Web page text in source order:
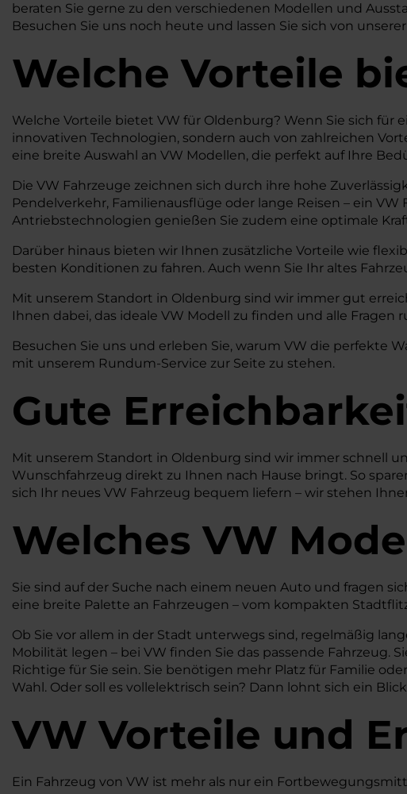
beraten Sie gerne zu den verschiedenen Modellen und
Besuchen Sie uns noch heute und lassen Sie sich von
Welche Vorteile
Welche Vorteile bietet VW für Oldenburg? Wenn Sie sich für
innovativen Technologien, sondern auch von zahlreichen
eine breite Auswahl an VW Modellen, die perfekt auf Ihre
Die VW Fahrzeuge zeichnen sich durch ihre hohe
Pendelverkehr, Familienausflüge oder lange Reisen – ein
Antriebstechnologien genießen Sie zudem eine optimale
Darüber hinaus bieten wir Ihnen zusätzliche Vorteile wie
besten Konditionen zu fahren. Auch wenn Sie Ihr altes
Mit unserem Standort in Oldenburg sind wir immer gut
Ihnen dabei, das ideale VW Modell zu finden und alle
Besuchen Sie uns und erleben Sie, warum VW die perfekte
mit unserem Rundum-Service zur Seite zu stehen.
Gute
Mit unserem Standort in Oldenburg sind wir immer schnell
Wunschfahrzeug direkt zu Ihnen nach Hause bringt. So
sich Ihr neues VW Fahrzeug bequem liefern – wir stehen
Welches VW
Sie sind auf der Suche nach einem neuen Auto und fragen
eine breite Palette an Fahrzeugen – vom kompakten
Ob Sie vor allem in der Stadt unterwegs sind, regelmäßig
Mobilität legen – bei VW finden Sie das passende Fahrzeug.
Richtige für Sie sein. Sie benötigen mehr Platz für Familie
Wahl. Oder soll es vollelektrisch sein? Dann lohnt sich ein
VW Vorteile und
Ein Fahrzeug von VW ist mehr als nur ein